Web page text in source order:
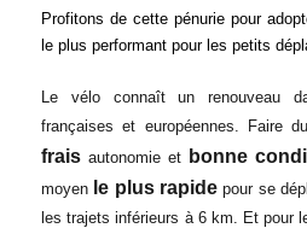
Profitons de cette pénurie pour
le plus performant pour les petits
Le vélo connaît un renouveau
françaises et européennes. Faire
frais autonomie et bonne
moyen le plus rapide pour se
les trajets inférieurs à 6 km. Et pour